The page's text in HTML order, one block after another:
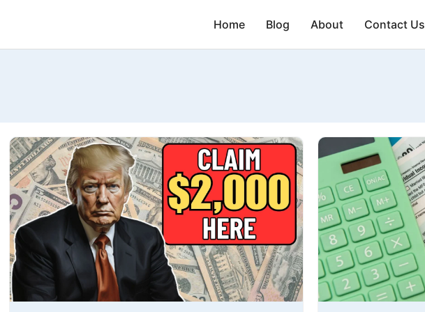
Home Blog About Contact Us